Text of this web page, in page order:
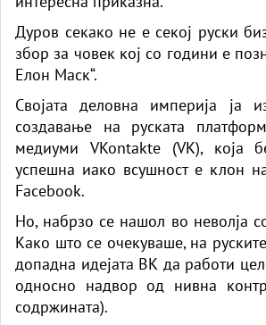
Дуров секако не е секој руски
збор за човек кој со години е
Елон Маск“.
Својата деловна империја ја
создавање на руската
медиуми VKontakte (VK), која
успешна иако всушност е клон
Facebook.
Но, набрзо се нашол во неволја
Како што се очекуваше, на
допадна идејата ВК да работи
односно надвор од нивна
содржината).